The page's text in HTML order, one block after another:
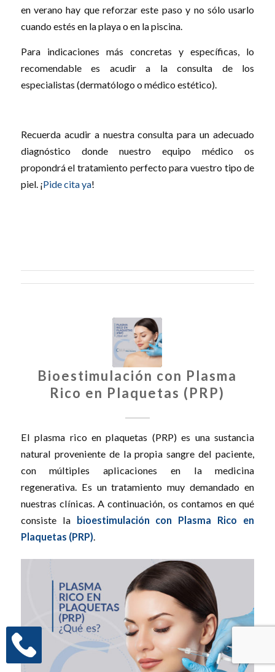
en verano hay que reforzar este paso y no sólo usarlo
cuando estés en la playa o en la piscina.
Para indicaciones más concretas y específicas, lo
recomendable es acudir a la consulta de los
especialistas (dermatólogo o médico estético).
Recuerda acudir a nuestra consulta para un adecuado
diagnóstico donde nuestro equipo médico os
propondrá el tratamiento perfecto para vuestro tipo de
piel. ¡Pide cita ya!
Bioestimulación con Plasma
Rico en Plaquetas (PRP)
El plasma rico en plaquetas (PRP) es una sustancia
natural proveniente de la propia sangre del paciente,
con múltiples aplicaciones en la medicina
regenerativa. Es un tratamiento muy demandado en
nuestras clínicas. A continuación, os contamos en qué
consiste la bioestimulación con Plasma Rico en
Plaquetas (PRP)